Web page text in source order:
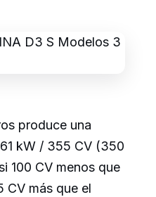
produce una
kW / 355 CV (350
100 CV menos que
CV más que el